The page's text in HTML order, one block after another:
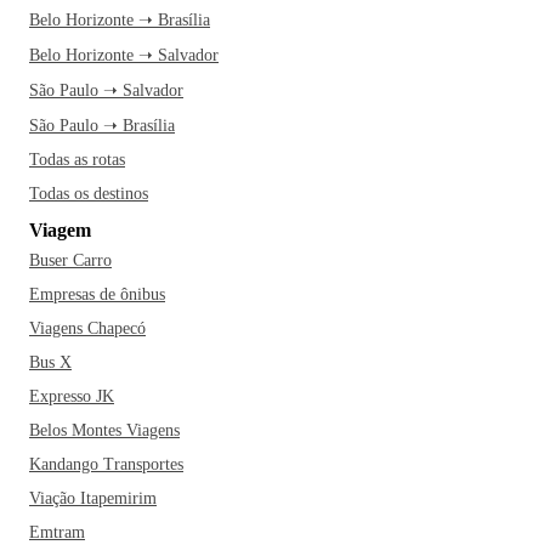
Belo Horizonte ➝ Brasília
Belo Horizonte ➝ Salvador
São Paulo ➝ Salvador
São Paulo ➝ Brasília
Todas as rotas
Todas os destinos
Viagem
Buser Carro
Empresas de ônibus
Viagens Chapecó
Bus X
Expresso JK
Belos Montes Viagens
Kandango Transportes
Viação Itapemirim
Emtram